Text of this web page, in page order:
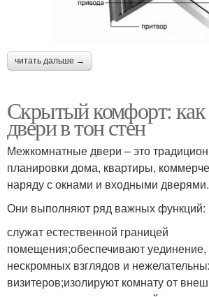
читать дальше →
Скрытый комфорт: как
двери в тон стен
Межкомнатные двери – это
планировки дома, квартиры,
наряду с окнами и входными дверями.
Они выполняют ряд важных функций:
служат естественной границей
помещения;обеспечивают
нескромных взглядов и
визитеров;изолируют комнату от